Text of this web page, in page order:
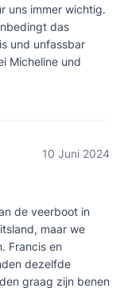
uns immer wichtig.
das
und unfassbar
Micheline und
10 Juni 2024
de veerboot in
maar we
Francis en
dezelfde
graag zijn benen